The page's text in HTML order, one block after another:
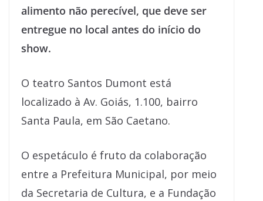
alimento não perecível, que deve ser
entregue no local antes do início do
show.
O teatro Santos Dumont está
localizado à Av. Goiás, 1.100, bairro
Santa Paula, em São Caetano.
O espetáculo é fruto da colaboração
entre a Prefeitura Municipal, por meio
da Secretaria de Cultura, e a Fundação